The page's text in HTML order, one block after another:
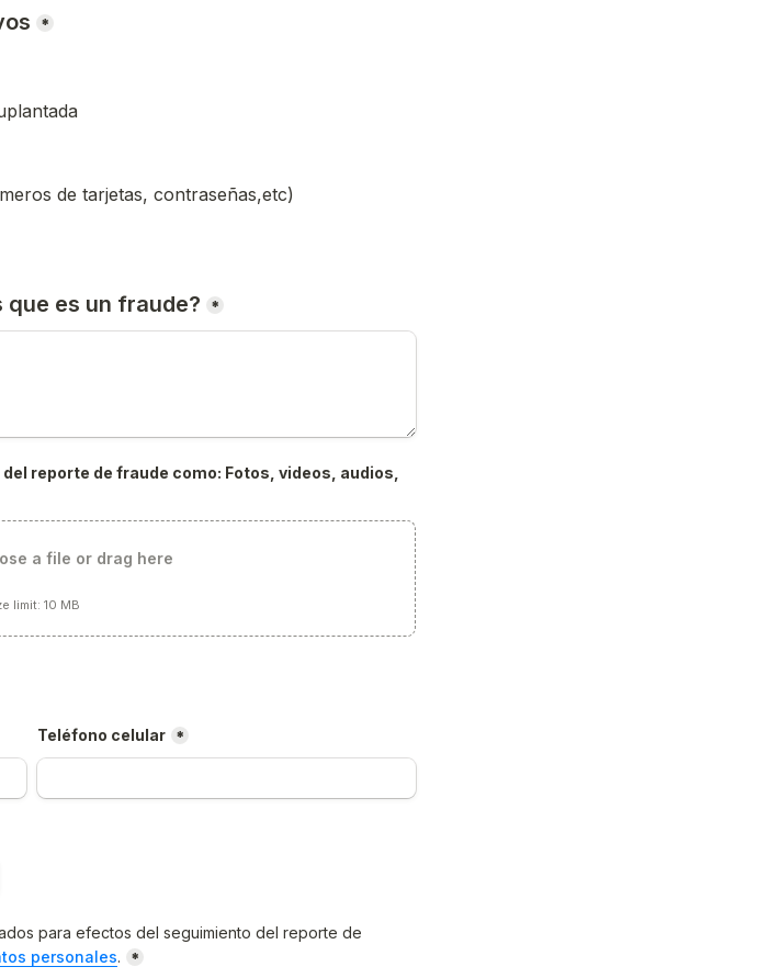
*
de tarjetas, contraseñas,etc)
que es un fraude? *
reporte de fraude como: Fotos, videos, audios,
a file or drag here
limit: 10 MB
Teléfono celular *
para efectos del seguimiento del reporte de
personales. *